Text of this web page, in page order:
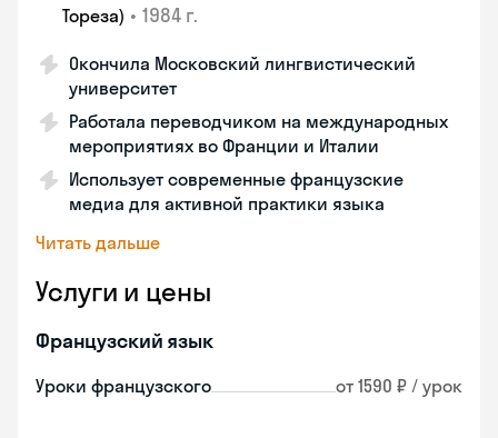
Тореза) • 1984 г.
Окончила Московский лингвистический
университет
Работала переводчиком на международных
мероприятиях во Франции и Италии
Использует современные французские
медиа для активной практики языка
Читать дальше
Услуги и цены
Французский язык
Уроки французского от 1590 ₽ / урок